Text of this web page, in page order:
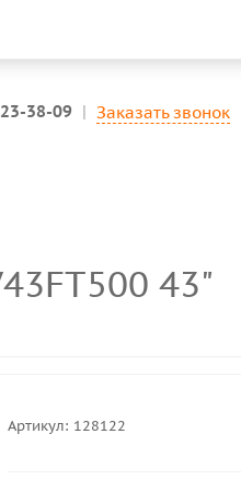
38-09 | Заказать звонок
43"
Артикул: 128122